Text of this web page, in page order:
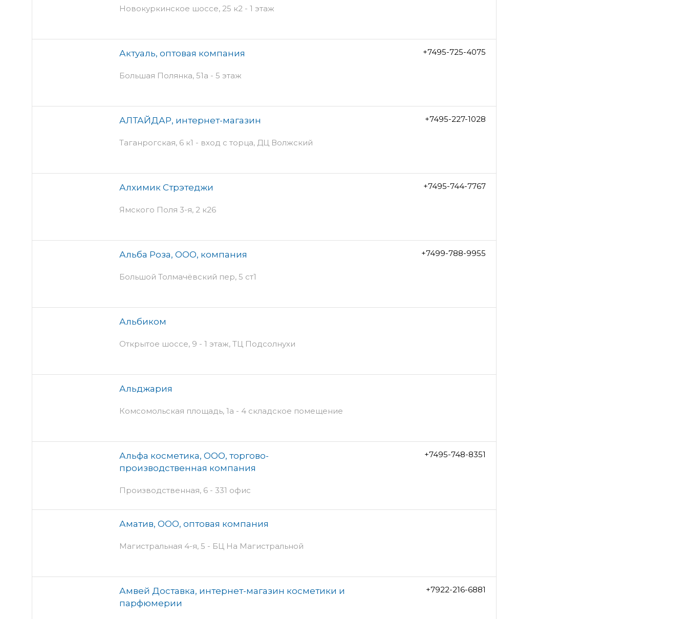
Новокуркинское шоссе, 25 к2 - 1 этаж
Актуаль, оптовая компания
Большая Полянка, 51а - 5 этаж
+7495-725-4075
АЛТАЙДАР, интернет-магазин
Таганрогская, 6 к1 - вход с торца, ДЦ Волжский
+7495-227-1028
Алхимик Стрэтеджи
Ямского Поля 3-я, 2 к26
+7495-744-7767
Альба Роза, ООО, компания
Большой Толмачёвский пер, 5 ст1
+7499-788-9955
Альбиком
Открытое шоссе, 9 - 1 этаж, ТЦ Подсолнухи
Альджария
Комсомольская площадь, 1а - 4 складское помещение
Альфа косметика, ООО, торгово-
производственная компания
Производственная, 6 - 331 офис
+7495-748-8351
Аматив, ООО, оптовая компания
Магистральная 4-я, 5 - БЦ На Магистральной
Амвей Доставка, интернет-магазин косметики и
парфюмерии
+7922-216-6881